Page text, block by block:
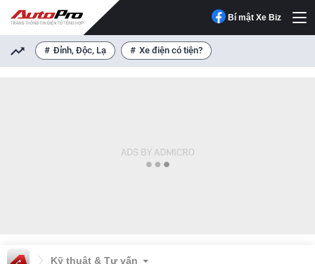
Bí mật Xe Biz
Đỉnh, Độc, Lạ Xe điện có tiện?
Kỹ thuật & Tư vấn